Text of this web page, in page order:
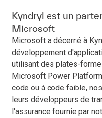
Kyndryl est un
Microsoft
Microsoft a décerné à
développement
utilisant des plates-
Microsoft Power
code ou à code faible,
leurs développeurs de
l'assurance fournie par